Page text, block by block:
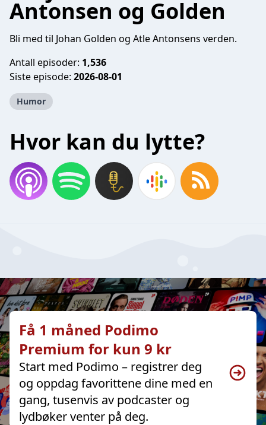
Antonsen og Golden
Bli med til Johan Golden og Atle Antonsens verden.
Antall episoder: 1,536
Siste episode: 2026-08-01
Humor
Hvor kan du lytte?
Få 1 måned Podimo
Premium for kun 9 kr
Start med Podimo – registrer deg
og oppdag favorittene dine med en
gang, tusenvis av podcaster og
lydbøker venter på deg.